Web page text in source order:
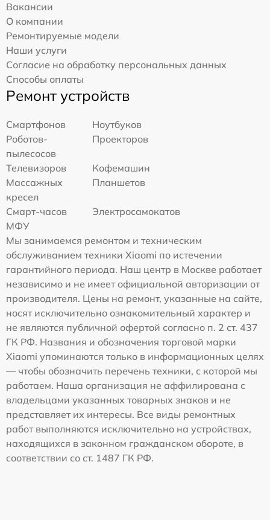
Вакансии
О компании
Ремонтируемые модели
Наши услуги
Согласие на обработку персональных данных
Способы оплаты
Ремонт устройств
Смартфонов
Ноутбуков
Роботов-
пылесосов
Проекторов
Телевизоров
Кофемашин
Массажных
кресел
Планшетов
Смарт-часов
Электросамокатов
МФУ
Мы занимаемся ремонтом и техническим
обслуживанием техники Xiaomi по истечении
гарантийного периода. Наш центр в Москве работает
независимо и не имеет официальной авторизации от
производителя. Цены на ремонт, указанные на сайте,
носят исключительно ознакомительный характер и
не являются публичной офертой согласно п. 2 ст. 437
ГК РФ. Названия и обозначения торговой марки
Xiaomi упоминаются только в информационных целях
— чтобы обозначить перечень техники, с которой мы
работаем. Наша организация не аффилирована с
владельцами указанных товарных знаков и не
представляет их интересы. Все виды ремонтных
работ выполняются исключительно на устройствах,
находящихся в законном гражданском обороте, в
соответствии со ст. 1487 ГК РФ.